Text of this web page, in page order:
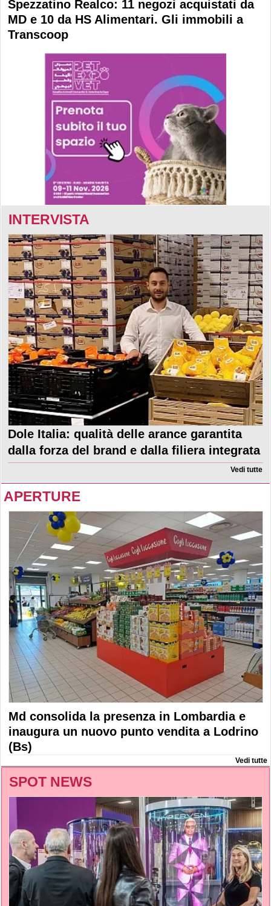
Spezzatino Realco: 11 negozi acquistati da
MD e 10 da HS Alimentari. Gli immobili a
Transcoop
INTERVISTA
Dole Italia: qualità delle arance garantita
dalla forza del brand e dalla filiera integrata
Vedi tutte
APERTURE
Md consolida la presenza in Lombardia e
inaugura un nuovo punto vendita a Lodrino
(Bs)
Vedi tutte
SPOT NEWS